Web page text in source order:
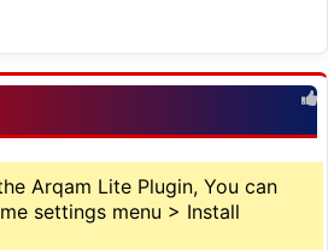
Arqam Lite Plugin, You can
settings menu > Install